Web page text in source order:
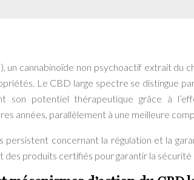
un cannabinoïde non psychoactif extrait du
Le CBD large spectre se distingue
son potentiel thérapeutique grâce à
années, parallèlement à une meilleure
persistent concernant la régulation et la
des produits certifiés pour garantir la